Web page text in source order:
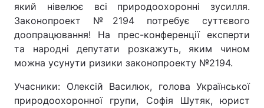
Спорт Наука
Техно і зв'язок Лайт
Зброя Інциденти
Здоров'я Туризм
який нівелює всі природоохоронні зусилля.
Законопроект №2194 потребує суттєвого
доопрацювання! На прес-конференції експерти
та народні депутати розкажуть, яким чином
можна усунути ризики законопроекту №2194.
Учасники: Олексій Василюк, голова Української
природоохоронної групи, Софія Шутяк, юрист